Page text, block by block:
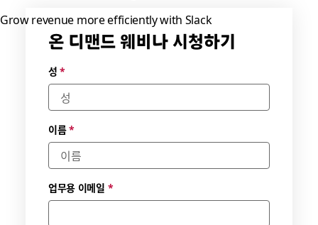
Grow revenue more efficiently with Slack
온 디맨드 웨비나 시청하기
가능한
날짜 및
시간대
를 선택
하세요.
*
성 *
이름*
업무용 이메일 *